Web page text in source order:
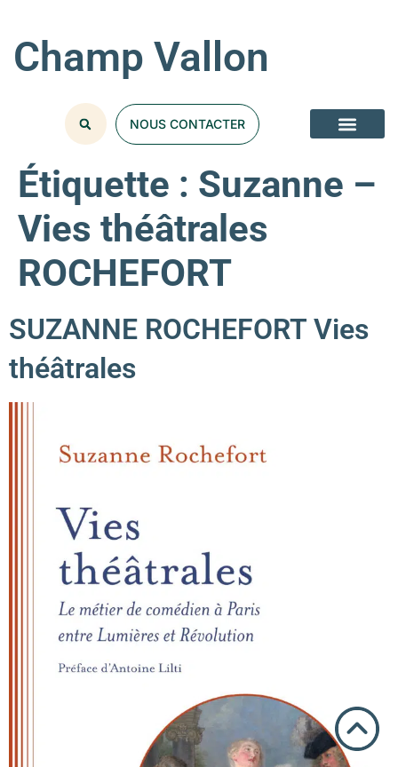
Champ Vallon
NOUS CONTACTER
Étiquette : Suzanne –
Vies théâtrales
ROCHEFORT
SUZANNE ROCHEFORT Vies
théâtrales